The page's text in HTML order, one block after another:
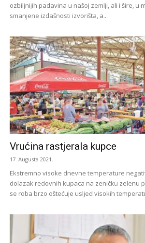
ozbiljnijih padavina u našoj zemlji, ali i šire, u
smanjene izdašnosti izvorišta, a...
Vrućina rastjerala kupce
17. Augusta 2021.
Ekstremno visoke dnevne temperature
dolazak redovnih kupaca na zeničku zelenu
se roba brzo oštećuje usljed visokih